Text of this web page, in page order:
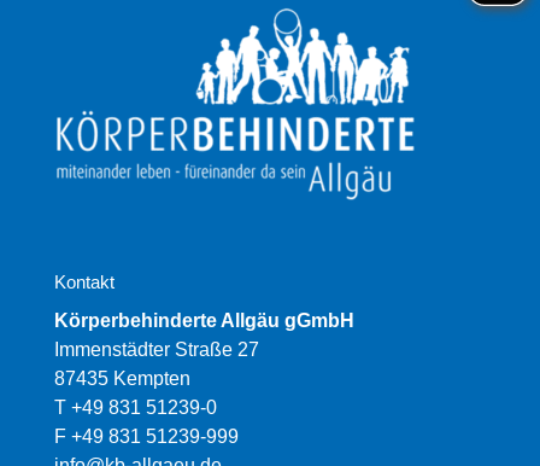
Kontakt
Körperbehinderte Allgäu gGmbH
Immenstädter Straße 27
87435 Kempten
T +49 831 51239-0
F +49 831 51239-999